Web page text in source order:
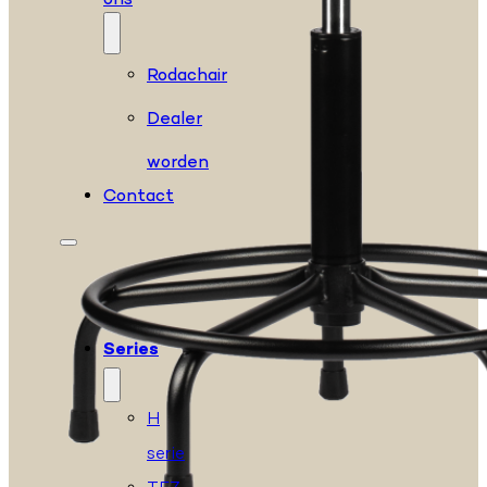
Rodachair
Dealer
worden
Contact
Series
H
serie